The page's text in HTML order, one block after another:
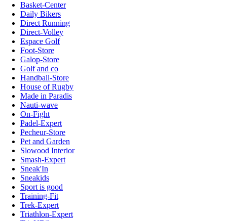
Basket-Center
Daily Bikers
Direct Running
Direct-Volley
Espace Golf
Foot-Store
Galop-Store
Golf and co
Handball-Store
House of Rugby
Made in Paradis
Nauti-wave
On-Fight
Padel-Expert
Pecheur-Store
Pet and Garden
Slowood Interior
Smash-Expert
Sneak'In
Sneakids
Sport is good
Training-Fit
Trek-Expert
Triathlon-Expert